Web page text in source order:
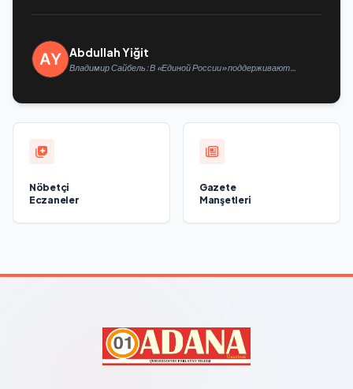
Abdullah Yiğit
Владимир Сайбель: В «Единой России» поддерживают
Nöbetçi
Eczaneler
Gazete
Manşetleri